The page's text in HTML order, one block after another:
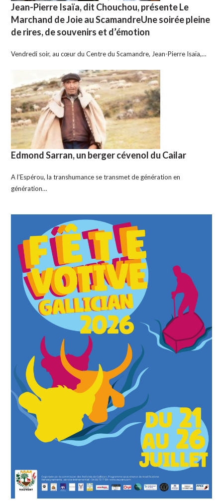
Jean-Pierre Isaïa, dit Chouchou, présente Le
Marchand de Joie au ScamandreUne soirée pleine
de rires, de souvenirs et d’émotion
Vendredi soir, au cœur du Centre du Scamandre, Jean-Pierre Isaïa,…
Edmond Sarran, un berger cévenol du Cailar
A l’Espérou, la transhumance se transmet de génération en
génération…